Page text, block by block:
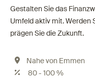
Gestalten Sie das
Umfeld aktiv mit. Werden
prägen Sie die Zukunft.
Nahe von Emmen
80 - 100 %